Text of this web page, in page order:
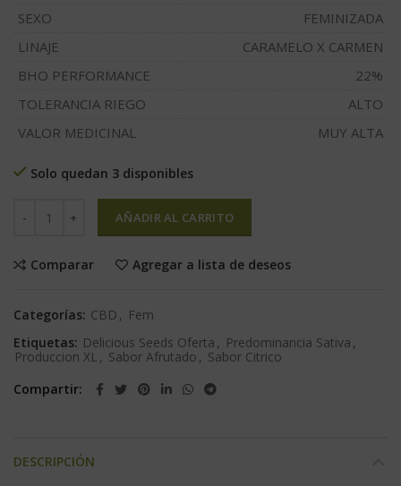
SEXO
FEMINIZADA
LINAJE
CARAMELO X CARMEN
BHO PERFORMANCE
22%
TOLERANCIA RIEGO
ALTO
VALOR MEDICINAL
MUY ALTA
Solo quedan 3 disponibles
AÑADIR AL CARRITO
Comparar Agregar a lista de deseos
Categorías: CBD , Fem
Etiquetas: Delicious Seeds Oferta , Predominancia Sativa ,
Produccion XL , Sabor Afrutado , Sabor Citrico
Compartir
DESCRIPCIÓN